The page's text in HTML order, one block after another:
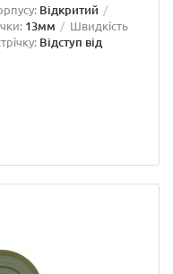
Відкритий
13мм
Швидкість
Відступ від